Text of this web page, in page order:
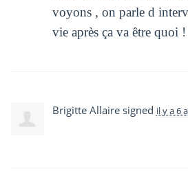
voyons , on parle d
vie après ça va être quoi !
Brigitte Allairesigned il y a 6